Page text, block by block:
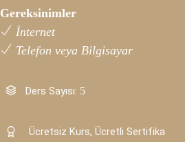
Gereksinimler
İnternet
Telefon veya Bilgisayar
Ders Sayısı: 5
Ücretsiz Kurs, Ücretli Sertifika